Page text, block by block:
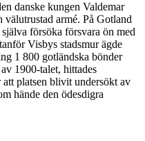
danske kungen Valdemar
armé. På Gotland
försöka försvara ön med
Visbys stadsmur ägde
1 800 gotländska bönder
1900-talet, hittades
platsen blivit undersökt av
hände den ödesdigra